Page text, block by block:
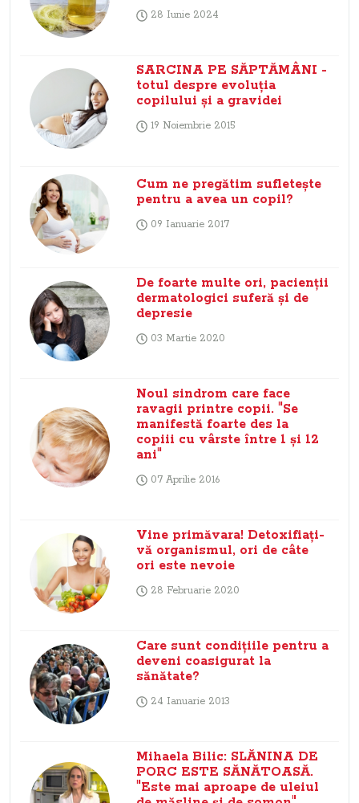
28 Iunie 2024
SARCINA PE SĂPTĂMÂNI -
totul despre evoluţia
copilului şi a gravidei
19 Noiembrie 2015
Cum ne pregătim sufleteşte
pentru a avea un copil?
09 Ianuarie 2017
De foarte multe ori, pacienţii
dermatologici suferă şi de
depresie
03 Martie 2020
Noul sindrom care face
ravagii printre copii. "Se
manifestă foarte des la
copiii cu vârste între 1 şi 12
ani"
07 Aprilie 2016
Vine primăvara! Detoxifiaţi-
vă organismul, ori de câte
ori este nevoie
28 Februarie 2020
Care sunt condiţiile pentru a
deveni coasigurat la
sănătate?
24 Ianuarie 2013
Mihaela Bilic: SLĂNINA DE
PORC ESTE SĂNĂTOASĂ.
"Este mai aproape de uleiul